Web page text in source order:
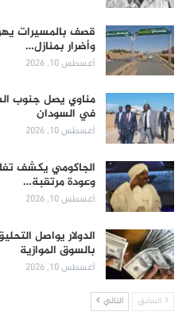
قصف بالمسيرات
وأضرار بمنازل…
أغسطس 10, 2026
مناوي يصل جنوب
في السودان
أغسطس 10, 2026
الجاكومي يكشف
وعودة مرتقبة…
أغسطس 10, 2026
بالسوق الموازية
أغسطس 10, 2026
السابق التالي